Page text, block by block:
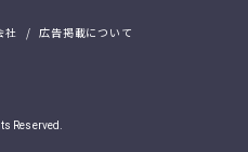
社
広告掲載について
Reserved.